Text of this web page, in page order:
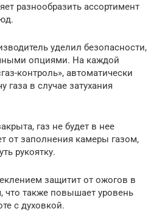
разнообразить ассортимент
уделил безопасности,
опциями. На каждой
контроль», автоматически
в случае затухания
газ не будет в нее
от заполнения камеры газом,
рукоятку.
защитит от ожогов в
что также повышает уровень
с духовкой.